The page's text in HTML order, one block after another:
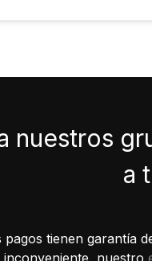
nuestros
a
pagos tienen garantía
inconveniente, nuestro